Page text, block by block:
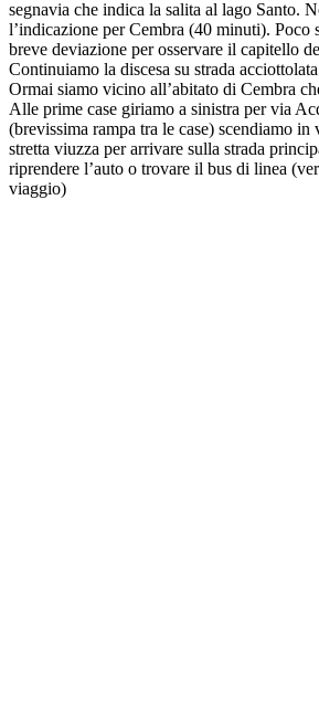
segnavia che indica la salita al lago Santo.
l’indicazione per Cembra (40 minuti). Poco
breve deviazione per osservare il capitello
Continuiamo la discesa su strada
Ormai siamo vicino all’abitato di Cembra
Alle prime case giriamo a sinistra per via
(brevissima rampa tra le case) scendiamo in
stretta viuzza per arrivare sulla strada
riprendere l’auto o trovare il bus di linea
viaggio)